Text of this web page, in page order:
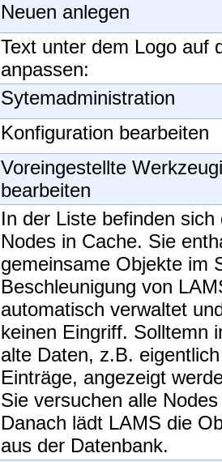
Neuen anlegen
Text unter dem Logo auf
anpassen:
Sytemadministration
Konfiguration bearbeiten
Voreingestellte
bearbeiten
In der Liste befinden sich
Nodes in Cache. Sie
gemeinsame Objekte im
Beschleunigung von
automatisch verwaltet
keinen Eingriff. Solltemn
alte Daten, z.B.
Einträge, angezeigt
Sie versuchen alle
Danach lädt LAMS die
aus der Datenbank.